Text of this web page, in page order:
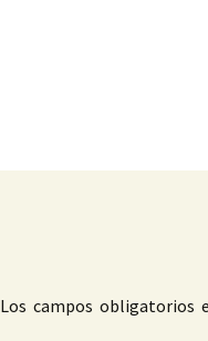
Los campos obligatorios